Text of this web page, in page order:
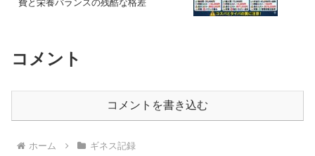
費と栄養バランスの残酷な格差
コメント
コメントを書き込む
ホーム ギネス記録